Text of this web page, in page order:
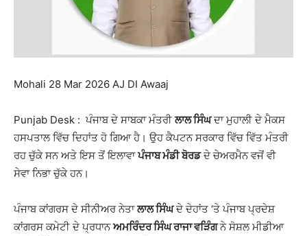
Mohali 28 Mar 2026 AJ DI Awaaj
Punjab Desk : ਪੰਜਾਬ ਦੇ ਸਾਬਕਾ ਮੰਤਰੀਲਾਲ ਸਿੰਘਦਾ ਮੁਹਾਲੀ ਦੇ ਮੈਕਸ
ਹਸਪਤਾਲ ਵਿੱਚ ਦਿਹਾਂਤ ਹੋ ਗਿਆ ਹੈ। ਉਹ ਕੈਪਟਨ ਸਰਕਾਰ ਵਿੱਚ ਵਿੱਤ ਮੰਤਰੀ
ਰਹ ਚੁੱਕੇ ਸਨ ਅਤੇ ਇਸ ਤੋਂ ਇਲਾਵਾਪੰਜਾਬ ਮੰਡੀ ਬੋਰਡਦੇ ਚੇਅਰਮੈਨ ਵਜੋਂ ਵੀ
ਸੇਵਾ ਨਿਭਾ ਚੁੱਕੇ ਹਨ।
ਪੰਜਾਬ ਕਾਂਗਰਸ ਦੇ ਸੀਨੀਅਰ ਨੇਤਾਲਾਲ ਸਿੰਘਦੇ ਦੇਹਾਂਤ ‘ਤੇ ਪੰਜਾਬ ਪ੍ਰਦੇਸ਼
ਕਾਂਗਰਸ ਕਮੇਟੀ ਦੇ ਪ੍ਰਧਾਨਅਮਰਿੰਦਰ ਸਿੰਘ ਰਾਜਾ ਵੜਿੰਗਨੇ ਸੋਸ਼ਲ ਮੀਡੀਆ